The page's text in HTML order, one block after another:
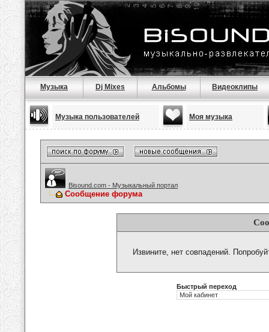
Музыка Dj Mixes Альбомы Видеоклипы
Музыка пользователей Моя музыка
Bisound.com - Музыкальный портал
Сообщение форума
Извините, нет совпадений.
Быстрый переход